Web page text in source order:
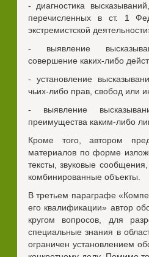
- диагностика
перечисленных в ст. 1
экстремистской
- выявление
совершение каких-либо
- установление
чьих-либо прав, свобод или
- выявление
преимущества каким-либо
Кроме того, автором
материалов по форме
тексты, звуковые
комбинированные объекты.
В третьем параграфе
его квалификации» автор
кругом вопросов, для
специальные знания в
ограничен установлением